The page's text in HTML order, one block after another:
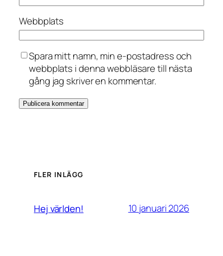
Webbplats
Spara mitt namn, min e-postadress och
webbplats i denna webbläsare till nästa
gång jag skriver en kommentar.
FLER INLÄGG
Hej världen! 10 januari 2026